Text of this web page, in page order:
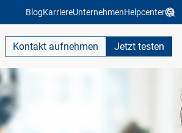
BlogKarriereUnternehmenHelpcenter
Kontakt aufnehmen Jetzt testen